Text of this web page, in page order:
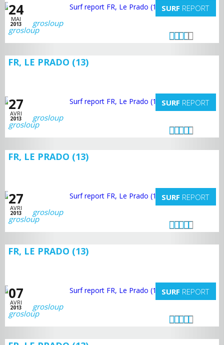
24
MAI
2013
SURF REPORT
grosloup
FR, LE PRADO (13)
27
AVRI
2013
SURF REPORT
grosloup
FR, LE PRADO (13)
27
AVRI
2013
SURF REPORT
grosloup
FR, LE PRADO (13)
07
AVRI
2013
SURF REPORT
grosloup